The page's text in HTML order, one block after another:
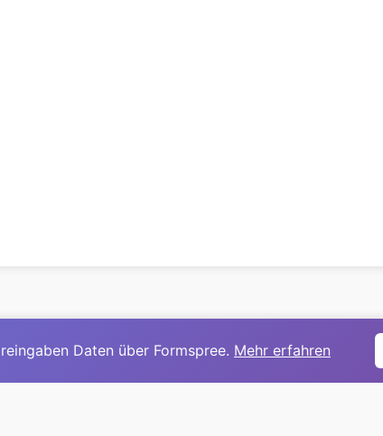
davidmirga.com
Daten über Formspree. Mehr erfahren